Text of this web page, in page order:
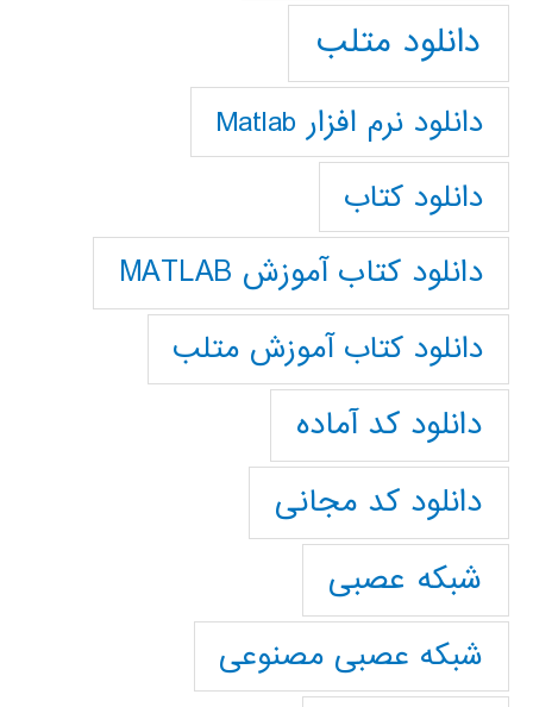
دانلود متلب
دانلود نرم افزار Matlab
دانلود کتاب
دانلود کتاب آموزش MATLAB
دانلود کتاب آموزش متلب
دانلود کد آماده
دانلود کد مجانی
شبکه عصبی
شبکه عصبی مصنوعی